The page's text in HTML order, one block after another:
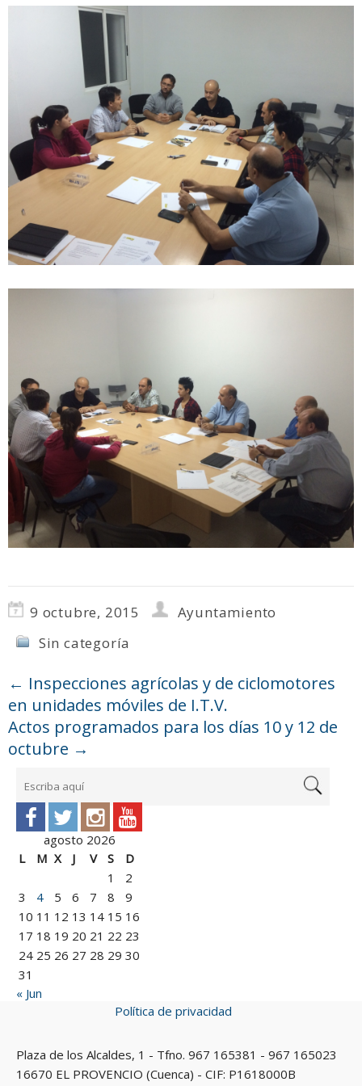
9 octubre, 2015
Ayuntamiento
Sin categoría
← Inspecciones agrícolas y de ciclomotores
en unidades móviles de I.T.V.
Actos programados para los días 10 y 12 de
octubre →
agosto 2026
L
M X J V S
D
1
2
3
4 5 6 7 8
9
10 11 12 13 14 15 16
17 18 19 20 21 22 23
24 25 26 27 28 29 30
31
« Jun
Política de privacidad
Plaza de los Alcaldes, 1 - Tfno. 967 165381 - 967 165023
16670 EL PROVENCIO (Cuenca) - CIF: P1618000B